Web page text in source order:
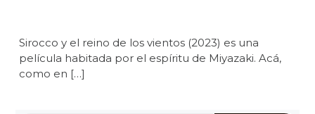
Sirocco y el reino de los vientos (2023) es una
película habitada por el espíritu de Miyazaki. Acá,
como en […]